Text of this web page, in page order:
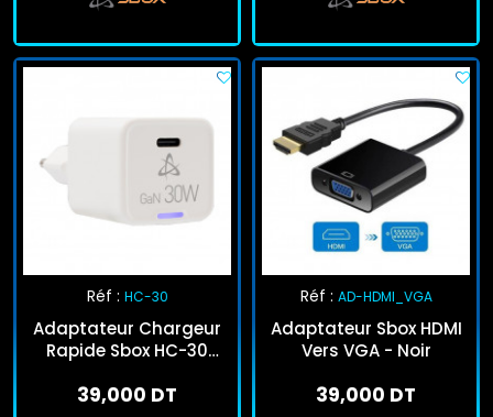
Réf : HC-30
Adaptateur Chargeur
Rapide Sbox HC-30
39,000 DT
Réf : AD-HDMI_VGA
Adaptateur Sbox HDMI
Vers VGA - Noir
39,000 DT